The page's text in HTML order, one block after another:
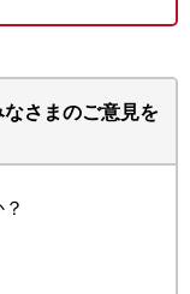
さまのご意見を